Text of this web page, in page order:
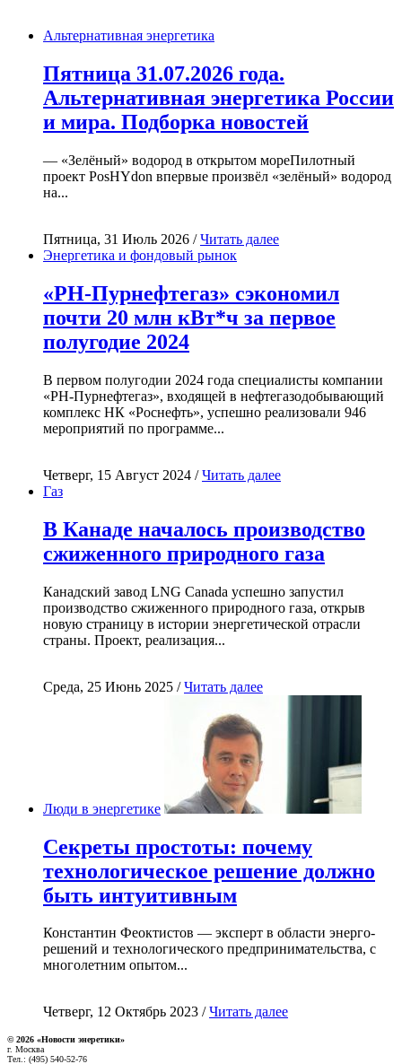
Альтернативная энергетика
Пятница 31.07.2026 года.
Альтернативная энергетика России
и мира. Подборка новостей
— «Зелёный» водород в открытом мореПилотный
проект PosHYdon впервые произвёл «зелёный» водород
на...
Пятница, 31 Июль 2026 /Читать далее
Энергетика и фондовый рынок
«РН-Пурнефтегаз» сэкономил
почти 20 млн кВт*ч за первое
полугодие 2024
В первом полугодии 2024 года специалисты компании
«РН-Пурнефтегаз», входящей в нефтегазодобывающий
комплекс НК «Роснефть», успешно реализовали 946
мероприятий по программе...
Четверг, 15 Август 2024 /Читать далее
Газ
В Канаде началось производство
сжиженного природного газа
Канадский завод LNG Canada успешно запустил
производство сжиженного природного газа, открыв
новую страницу в истории энергетической отрасли
страны. Проект, реализация...
Среда, 25 Июнь 2025 /Читать далее
Люди в энергетике
Секреты простоты: почему
технологическое решение должно
быть интуитивным
Константин Феоктистов — эксперт в области энерго-
решений и технологического предпринимательства, с
многолетним опытом...
Четверг, 12 Октябрь 2023 /Читать далее
© 2026 «Новости энеретики»
г. Москва
Тел.: (495) 540-52-76